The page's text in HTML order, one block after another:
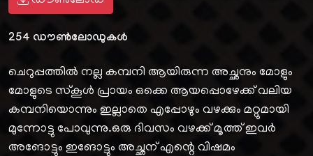
254 ഡൗൺലോഡുകൾ
ചെറുപ്പത്തിൽ നല്ല കമ്പനി ആയിരുന്ന അച്ഛനും മോളും
മോളുടെ സ്കൂൾ പ്രായം ഒക്കെ ആയപ്പൊഴേക്ക് വലിയ
കമ്പനിയൊന്നും ഇല്ലാതെ എപ്പോഴും വഴക്കും മറ്റുമായി
മുന്നോട്ടു പോവുന്നു.ഒരു ദിവസം വഴക്ക് മൂത്ത് ഇവർ
അങോട്ടും ഇങോട്ടും അച്ഛന് എന്റെ വിഷമം